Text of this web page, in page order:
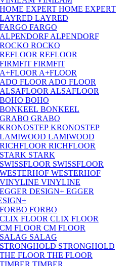
HOME EXPERT
LAYRED
FARGO
ALPENDORF
ROCKO
REFLOOR
FIRMFIT
A+FLOOR
ADO FLOOR
ALSAFLOOR
BOHO
BONKEEL
GRABO
KRONOSTEP
LAMIWOOD
RICHFLOOR
STARK
SWISSFLOOR
WESTERHOF
VINYLINE
EGGER
FORBO
CLIX FLOOR
CM FLOOR
SALAG
STRONGHOLD
THE FLOOR
TIMBER